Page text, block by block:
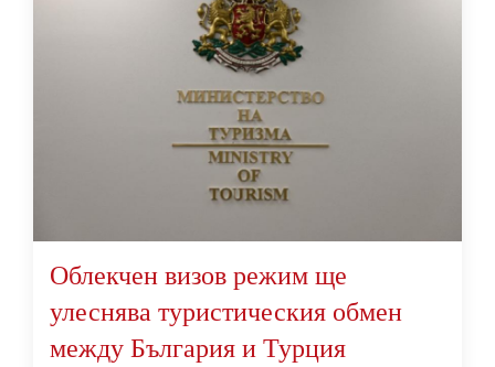
Облекчен визов режим ще
улеснява туристическия обмен
между България и Турция